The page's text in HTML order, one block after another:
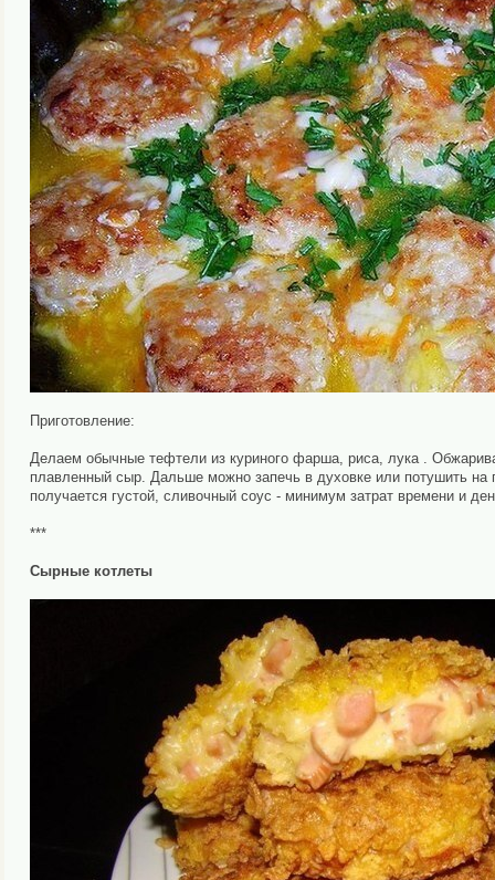
Приготовление:
Делаем обычные тефтели из куриного фарша, риса, лука .
плавленный сыр. Дальше можно запечь в духовке или потушить
получается густой, сливочный соус - минимум затрат времени и
***
Сырные котлеты